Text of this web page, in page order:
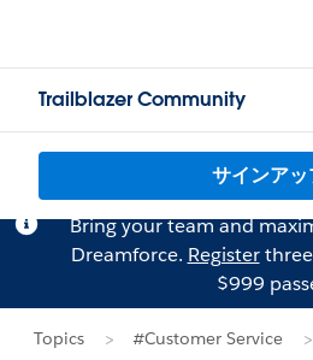
Trailblazer Community
サインアッ
Bring your team and
Dreamforce. Register
$999
Topics #Customer Service